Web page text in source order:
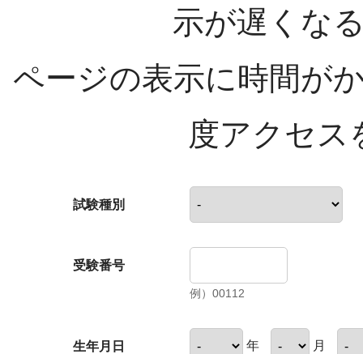
示が遅くな
ページの表示に時間が
度アクセス
試験種別
受験番号
例）00112
生年月日 年 月